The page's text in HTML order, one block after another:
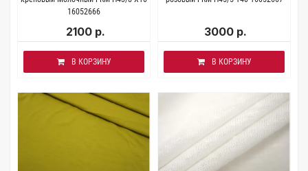
16052666
2100 р.
В КОРЗИНУ
3000 р.
В КОРЗИНУ